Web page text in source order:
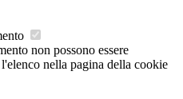
non possono essere
nella pagina della cookie